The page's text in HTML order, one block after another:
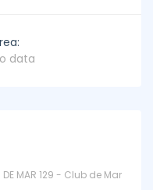
data
MAR 129 - Club de Mar